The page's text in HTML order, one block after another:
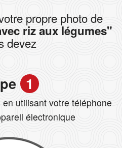
propre photo de
riz aux légumes"
devez
1
en utilisant votre téléphone
électronique